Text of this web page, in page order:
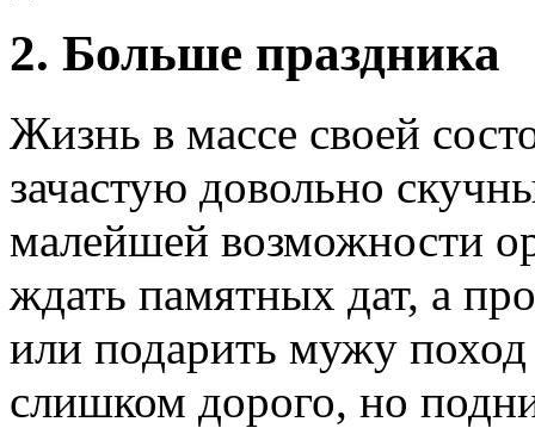
2. Больше праздника
Жизнь в массе своей
зачастую довольно
малейшей возможности
ждать памятных дат, а
или подарить мужу
слишком дорого, но